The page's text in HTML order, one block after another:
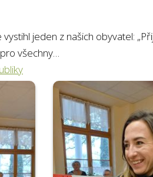
jeden z našich obyvatel:
všechny…